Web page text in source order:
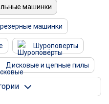
машинки
машинки
Шуроповёрты
Дисковые и цепные пилы
станки